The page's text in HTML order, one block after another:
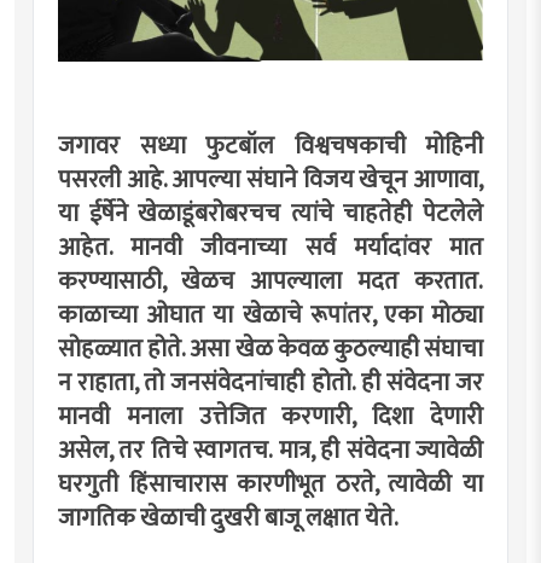
जगावर सध्या फुटबॉल विश्वचषकाची मोहिनी
पसरली आहे. आपल्या संघाने विजय खेचून आणावा,
या ईर्षेने खेळाडूंबरोबरचच त्यांचे चाहतेही पेटलेले
आहेत. मानवी जीवनाच्या सर्व मर्यादांवर मात
करण्यासाठी, खेळच आपल्याला मदत करतात.
काळाच्या ओघात या खेळाचे रूपांतर, एका मोठ्या
सोहळ्यात होते. असा खेळ केवळ कुठल्याही संघाचा
न राहाता, तो जनसंवेदनांचाही होतो. ही संवेदना जर
मानवी मनाला उत्तेजित करणारी, दिशा देणारी
असेल, तर तिचे स्वागतच. मात्र, ही संवेदना ज्यावेळी
घरगुती हिंसाचारास कारणीभूत ठरते, त्यावेळी या
जागतिक खेळाची दुखरी बाजू लक्षात येते.